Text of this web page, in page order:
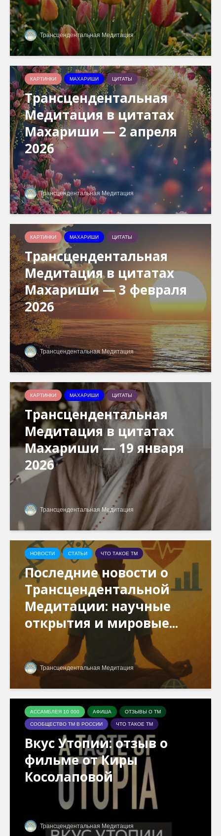
Трансцендентальная Медитация
КАРТИНКИ МАХАРИШИ ЦИТАТЫ
Трансцендентальная
Медитация в цитатах
Махариши — 2 апреля
2026
Трансцендентальная Медитация
КАРТИНКИ МАХАРИШИ ЦИТАТЫ
Трансцендентальная
Медитация в цитатах
Махариши — 3 февраля
2026
Трансцендентальная Медитация
КАРТИНКИ МАХАРИШИ ЦИТАТЫ
Трансцендентальная
Медитация в цитатах
Махариши — 19 января
2026
Трансцендентальная Медитация
НОВОСТИ СТАТЬИ ЧТО ТАКОЕ ТМ
Последние новости о
Трансцендентальной
Медитации: научные
открытия и мировые...
Трансцендентальная Медитация
АССАМБЛЕЯ 10 000 АФИША ОТЗЫВЫ О ТМ
СООБЩЕСТВО ТМ В РОССИИ ЧТО ТАКОЕ ТМ
Вкус Утопии: отзыв о
фильме от Киры
Косолаповой
Трансцендентальная Медитация